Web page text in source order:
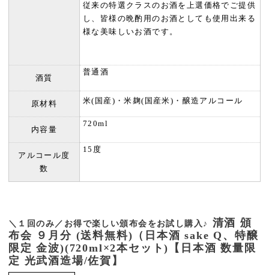
従来の特選クラスのお酒を上選価格でご提供
し、皆様の晩酌用のお酒としても使用出来る
様な美味しいお酒です。
酒質
普通酒
原材料 米(国産)・米麹(国産米)・醸造アルコール
内容量
720ml
アルコール度
数
15度
＼１回のみ／お得で楽しい頒布会をお試し購入♪
清酒 頒
布会 ９月分 (送料無料)（日本酒 sake Q、特醸
限定 金波)(720ml×2本セット)【日本酒 数量限
定 光武酒造場/佐賀】